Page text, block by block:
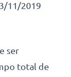
11/2019
ser
total de